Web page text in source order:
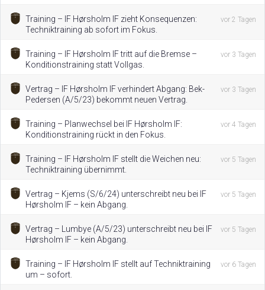
Training – IF Hørsholm IF zieht Konsequenzen:
Techniktraining ab sofort im Fokus.
vor 2 Tagen
Training – IF Hørsholm IF tritt auf die Bremse –
Konditionstraining statt Vollgas.
vor 3 Tagen
Vertrag – IF Hørsholm IF verhindert Abgang: Bek-
Pedersen (A/5/23) bekommt neuen Vertrag.
vor 3 Tagen
Training – Planwechsel bei IF Hørsholm IF:
Konditionstraining rückt in den Fokus.
vor 4 Tagen
Training – IF Hørsholm IF stellt die Weichen neu:
Techniktraining übernimmt.
vor 5 Tagen
Vertrag – Kjems (S/6/24) unterschreibt neu bei IF
Hørsholm IF – kein Abgang.
vor 5 Tagen
Vertrag – Lumbye (A/5/23) unterschreibt neu bei IF
Hørsholm IF – kein Abgang.
vor 5 Tagen
Training – IF Hørsholm IF stellt auf Techniktraining
um – sofort.
vor 6 Tagen